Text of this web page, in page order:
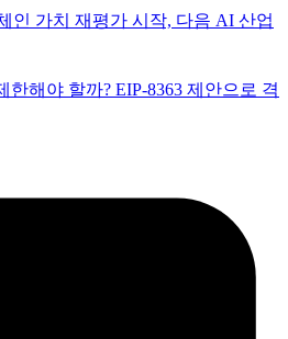
인 가치 재평가 시작, 다음 AI 산업
해야 할까? EIP-8363 제안으로 격